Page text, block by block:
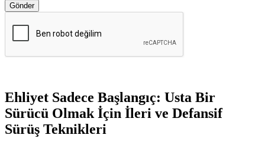
Gönder
Ehliyet Sadece Başlangıç: Usta Bir
Sürücü Olmak İçin İleri ve Defansif
Sürüş Teknikleri